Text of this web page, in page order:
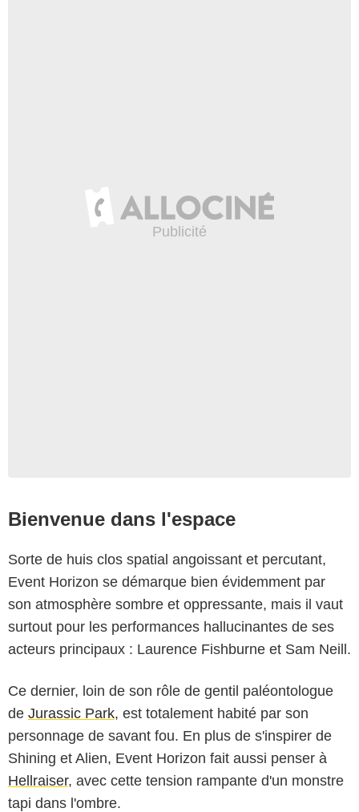
Bienvenue dans l'espace
Sorte de huis clos spatial angoissant et percutant,
Event Horizon se démarque bien évidemment par
son atmosphère sombre et oppressante, mais il vaut
surtout pour les performances hallucinantes de ses
acteurs principaux : Laurence Fishburne et Sam Neill.
Ce dernier, loin de son rôle de gentil paléontologue
de Jurassic Park, est totalement habité par son
personnage de savant fou. En plus de s'inspirer de
Shining et Alien, Event Horizon fait aussi penser à
Hellraiser, avec cette tension rampante d'un monstre
tapi dans l'ombre.
Paramount